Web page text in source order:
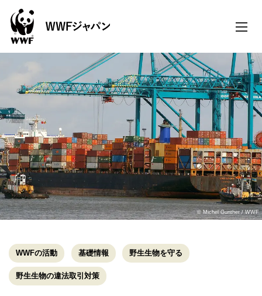
toggle
© Michel Gunther / WWF
WWFの活動 基礎情報 野生生物を守る
野生生物の違法取引対策